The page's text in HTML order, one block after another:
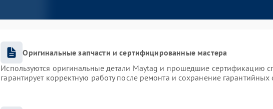
Оригинальные запчасти и сертифицированные мастера
Используются оригинальные детали Maytag и прошедшие сертификацию
гарантирует корректную работу после ремонта и сохранение гарантийных